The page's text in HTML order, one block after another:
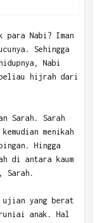
Nabi? Iman
Sehingga
Nabi
beliau hijrah dari
Sarah. Sarah
menikah
Hingga
di antara kaum
Sarah.
ujian yang berat
anak. Hal